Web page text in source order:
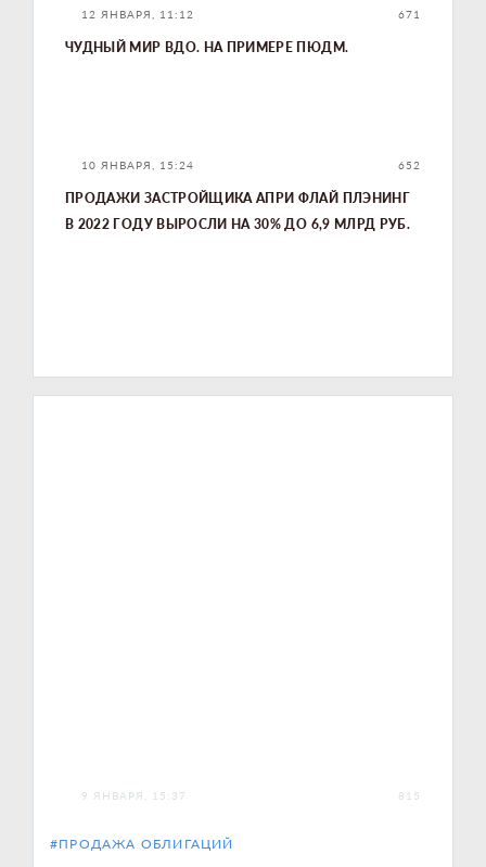
12 ЯНВАРЯ, 11:12 671
ЧУДНЫЙ МИР ВДО. НА ПРИМЕРЕ ПЮДМ.
10 ЯНВАРЯ, 15:24 652
ПРОДАЖИ ЗАСТРОЙЩИКА АПРИ ФЛАЙ ПЛЭНИНГ
В 2022 ГОДУ ВЫРОСЛИ НА 30% ДО 6,9 МЛРД РУБ.
#ПРОДАЖА ОБЛИГАЦИЙ
9 ЯНВАРЯ, 15:37 815